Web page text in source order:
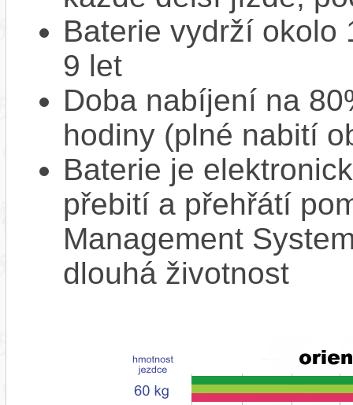
Baterie vydrží okolo
9 let
Doba nabíjení na
hodiny (plné nabití
Baterie je
přebití a přehřátí
Management
dlouhá životnost